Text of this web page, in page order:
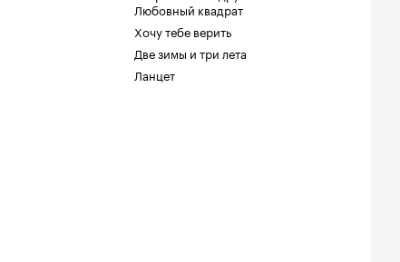
Любовный квадрат
Хочу тебе верить
Две зимы и три лета
Ланцет